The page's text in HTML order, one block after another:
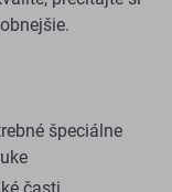
špeciálne